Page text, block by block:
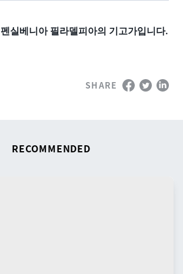
펜실베니아 필라델피아의 기고가입니다.
SHARE
RECOMMENDED